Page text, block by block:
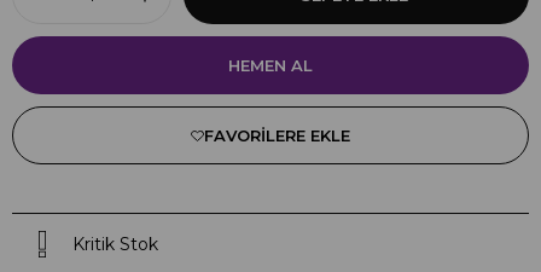
FAVORILERE EKLE
Kritik Stok